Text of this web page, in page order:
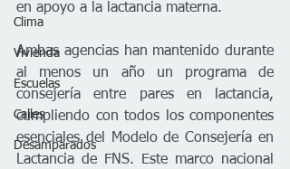
Clima
Vivienda
Escuelas
Calles
Desamparados
en apoyo a la lactancia materna.
Ambas agencias han mantenido durante
al menos un año un programa de
consejería entre pares en lactancia,
cumpliendo con todos los componentes
esenciales del Modelo de Consejería en
Lactancia de FNS. Este marco nacional